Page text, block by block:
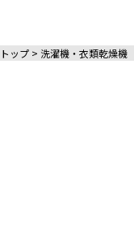
トップ 洗濯機・衣類乾燥機